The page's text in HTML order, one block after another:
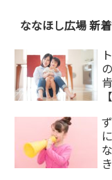
ななほし広場 新